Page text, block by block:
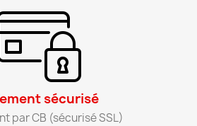
sécurisé​
par CB (sécurisé SSL)​